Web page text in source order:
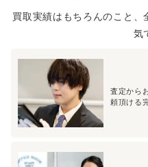
買取実績はもちろんのこと、
気
査定から
頼頂ける